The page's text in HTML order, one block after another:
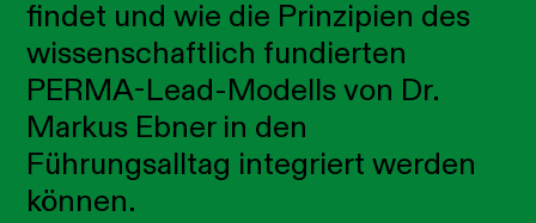
findet und wie die Prinzipien des
wissenschaftlich fundierten
PERMA-Lead-Modells von Dr.
Markus Ebner in den
Führungsalltag integriert werden
können.